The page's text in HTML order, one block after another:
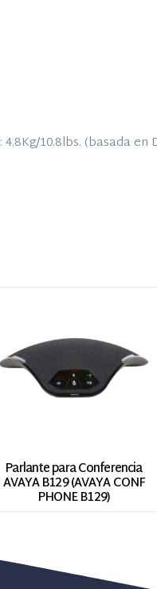
4.8Kg/10.8lbs. (basada en
Parlante para Conferencia
AVAYA B129 (AVAYA CONF
PHONE B129)